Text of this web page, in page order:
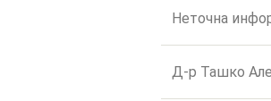
Неточна
Д-р Ташко